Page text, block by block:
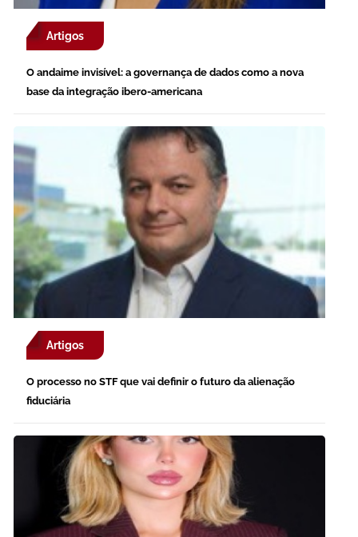
Artigos
O andaime invisível: a governança de dados como a nova
base da integração ibero-americana
Artigos
O processo no STF que vai definir o futuro da alienação
fiduciária